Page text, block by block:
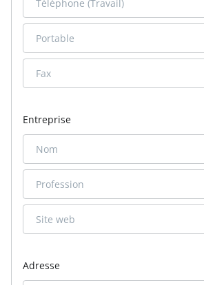
Entreprise
Adresse